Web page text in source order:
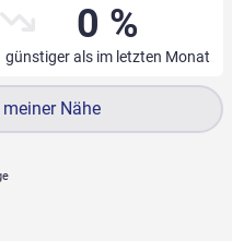
0 %
günstiger als im letzten Monat
Nähe